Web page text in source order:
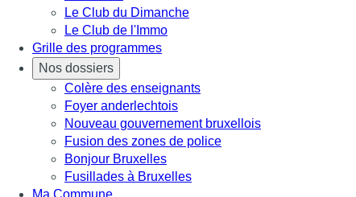
Le Club du Dimanche
Le Club de l'Immo
Grille des programmes
Nos dossiers
Colère des enseignants
Foyer anderlechtois
Nouveau gouvernement bruxellois
Fusion des zones de police
Bonjour Bruxelles
Fusillades à Bruxelles
Ma Commune